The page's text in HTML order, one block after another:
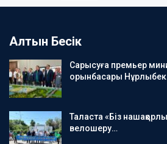
Алтын Бесік
Сарысуға премьер
орынбасары
Таласта «Біз
велошеру…